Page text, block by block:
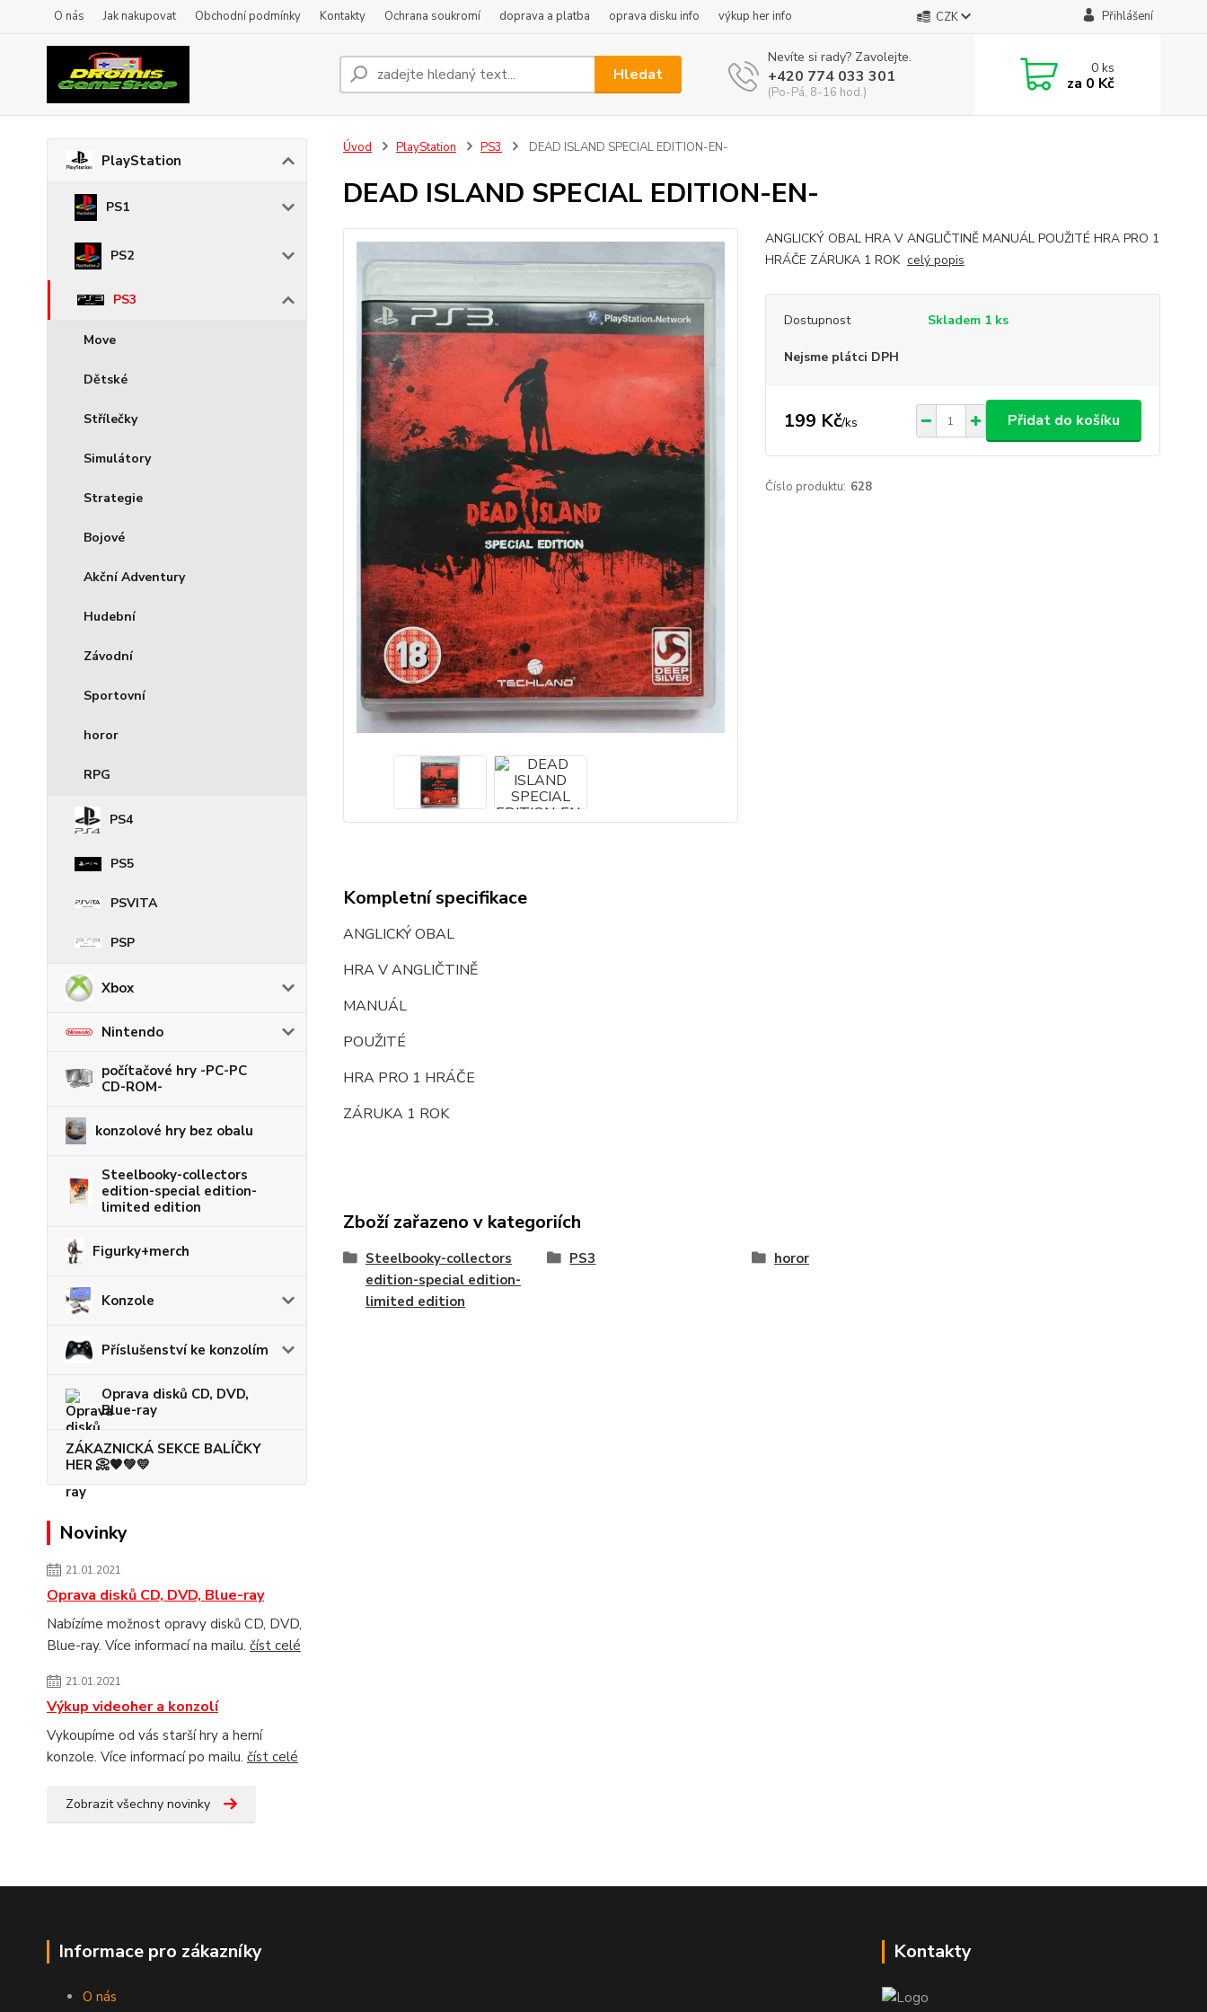
O nás Jak nakupovat Obchodní podmínky Kontakty Ochrana soukromí doprava a platba oprava disku info výkup her info CZK Přihlášení
Hledat
Nevíte si rady? Zavolejte.
+420 774 033 301
(Po-Pá, 8-16 hod.)
0ks
za 0 Kč
PlayStation
PS1
PS2
PS3
Move
Dětské
Střílečky
Simulátory
Strategie
Bojové
Akční Adventury
Hudební
Závodní
Sportovní
horor
RPG
PS4
PS5
PSVITA
PSP
Xbox
Nintendo
počítačové hry -PC-PC
CD-ROM-
konzolové hry bez obalu
Steelbooky-collectors
edition-special edition-
limited edition
Figurky+merch
Konzole
Příslušenství ke konzolím
Oprava disků CD, DVD,
Blue-ray
ZÁKAZNICKÁ SEKCE BALÍČKY
HER 📀🧡💚💛
Novinky
21.01.2021
Oprava disků CD, DVD, Blue-ray
Nabízíme možnost opravy disků CD, DVD,
Blue-ray. Více informací na mailu. číst celé
21.01.2021
Výkup videoher a konzolí
Vykoupíme od vás starší hry a herní
konzole. Více informací po mailu. číst celé
Zobrazit všechny novinky
Úvod PlayStation PS3 DEAD ISLAND SPECIAL EDITION-EN-
DEAD ISLAND SPECIAL EDITION-EN-
ANGLICKÝ OBAL HRA V ANGLIČTINĚ MANUÁL POUŽITÉ HRA PRO 1
HRÁČE ZÁRUKA 1 ROK celý popis
Dostupnost Skladem 1 ks
Nejsme plátci DPH
199 Kč/ks Přidat do košíku
Číslo produktu: 628
Kompletní specifikace
ANGLICKÝ OBAL
HRA V ANGLIČTINĚ
MANUÁL
POUŽITÉ
HRA PRO 1 HRÁČE
ZÁRUKA 1 ROK
Zboží zařazeno v kategoriích
Steelbooky-collectors
edition-special edition-
limited edition
PS3 horor
Informace pro zákazníky
O nás
Kontakty